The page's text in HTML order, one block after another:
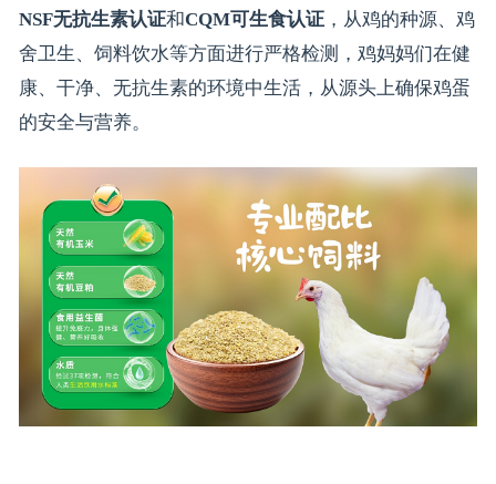
NSF无抗生素认证和CQM可生食认证，从鸡的种源、鸡
舍卫生、饲料饮水等方面进行严格检测，鸡妈妈们在健
康、干净、无抗生素的环境中生活，从源头上确保鸡蛋
的安全与营养。